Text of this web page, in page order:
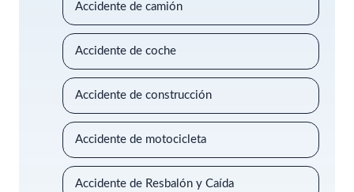
Accidente de camión
Accidente de coche
Accidente de construcción
Accidente de motocicleta
Accidente de Resbalón y Caída